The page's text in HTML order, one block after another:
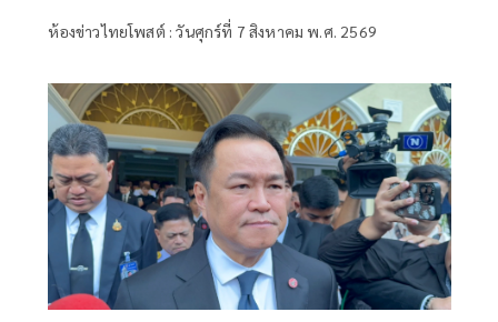
ห้องข่าวไทยโพสต์ : วันศุกร์ที่ 7 สิงหาคม พ.ศ. 2569